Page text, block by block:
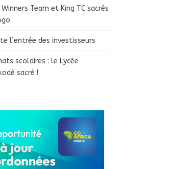
Team et King TC sacrés
l’entrée des investisseurs
scolaires : le Lycée
sacré !